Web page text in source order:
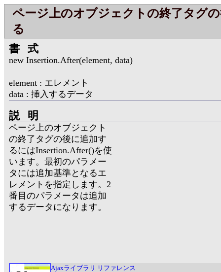
ページ上のオブジェクトの終了タグ
る
書式
new Insertion.After(element, data)
element : エレメント
data : 挿入するデータ
説明
ページ上のオブジェクト
の終了タグの後に追加す
るにはInsertion.After()を使
います。最初のパラメー
タには追加基準となるエ
レメントを指定します。2
番目のパラメータは追加
するデータになります。
Ajaxライブラリ リファレンス